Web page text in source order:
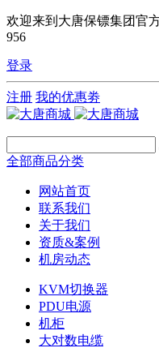
欢迎来到大唐保镖集团
956
登录
注册 我的优惠劵
全部商品分类
网站首页
联系我们
关于我们
资质&案例
机房动态
KVM切换器
PDU电源
机柜
大对数电缆